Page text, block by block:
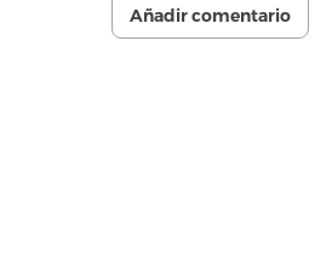
Añadir comentario